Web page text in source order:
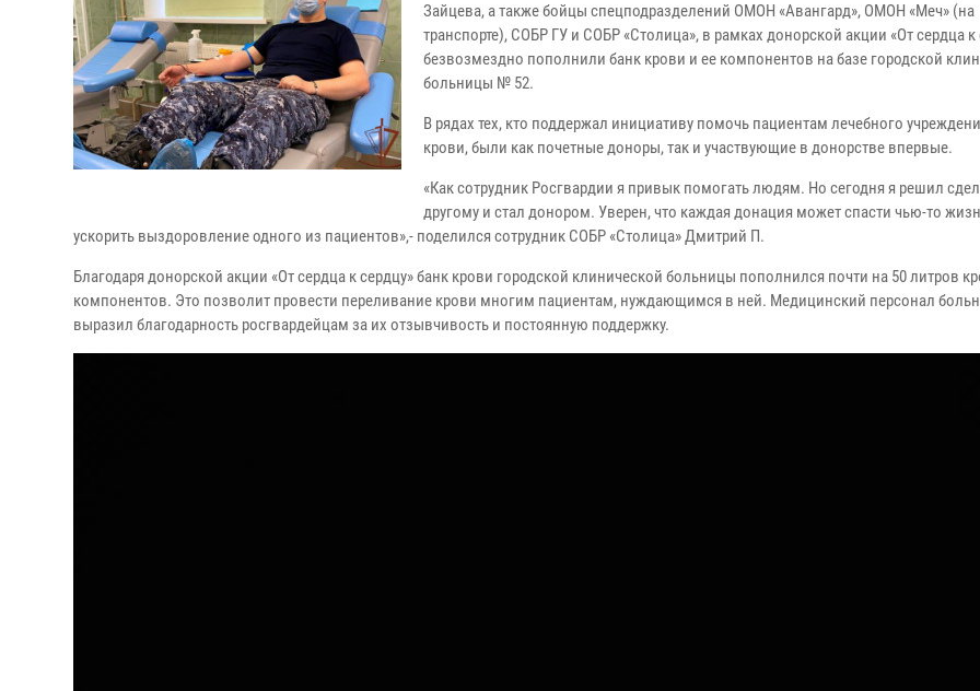
Зайцева, а также бойцы спецподразделений ОМОН «Авангард», ОМОН «Меч» (на
транспорте), СОБР ГУ и СОБР «Столица», в рамках донорской акции «От сердца к
безвозмездно пополнили банк крови и ее компонентов на базе городской
больницы № 52.
В рядах тех, кто поддержал инициативу помочь пациентам лечебного
крови, были как почетные доноры, так и участвующие в донорстве впервые.
«Как сотрудник Росгвардии я привык помогать людям. Но сегодня я решил
другому и стал донором. Уверен, что каждая донация может спасти чью-то
ускорить выздоровление одного из пациентов»,- поделился сотрудник СОБР «Столица» Дмитрий П.
Благодаря донорской акции «От сердца к сердцу» банк крови городской клинической больницы пополнился почти на 50 литров
компонентов. Это позволит провести переливание крови многим пациентам, нуждающимся в ней. Медицинский персонал
выразил благодарность росгвардейцам за их отзывчивость и постоянную поддержку.